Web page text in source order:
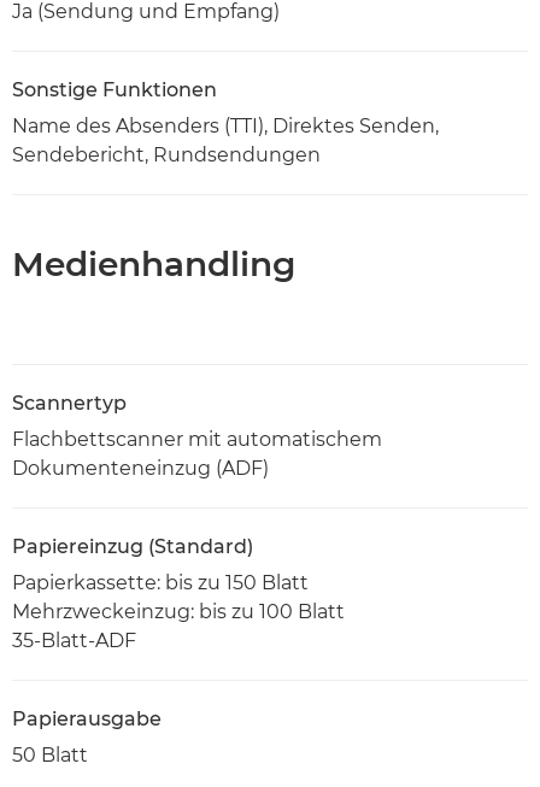
Ja (Sendung und Empfang)
Sonstige Funktionen
Name des Absenders (TTI), Direktes Senden,
Sendebericht, Rundsendungen
Medienhandling
Scannertyp
Flachbettscanner mit automatischem
Dokumenteneinzug (ADF)
Papiereinzug (Standard)
Papierkassette: bis zu 150 Blatt
Mehrzweckeinzug: bis zu 100 Blatt
35-Blatt-ADF
Papierausgabe
50 Blatt